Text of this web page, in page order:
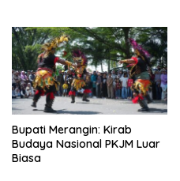
Bupati Merangin: Kirab
Budaya Nasional PKJM Luar
Biasa